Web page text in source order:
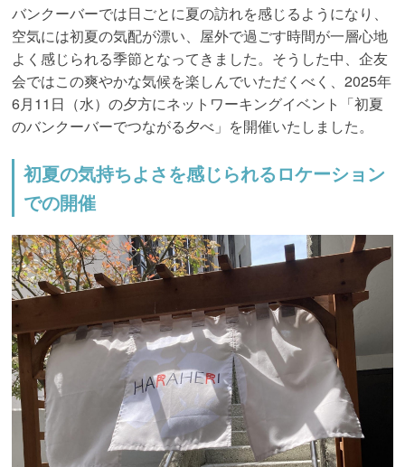
バンクーバーでは日ごとに夏の訪れを感じるようになり、
空気には初夏の気配が漂い、屋外で過ごす時間が一層心地
よく感じられる季節となってきました。そうした中、企友
会ではこの爽やかな気候を楽しんでいただくべく、2025年
6月11日（水）の夕方にネットワーキングイベント「初夏
のバンクーバーでつながる夕べ」を開催いたしました。
初夏の気持ちよさを感じられるロケーション
での開催